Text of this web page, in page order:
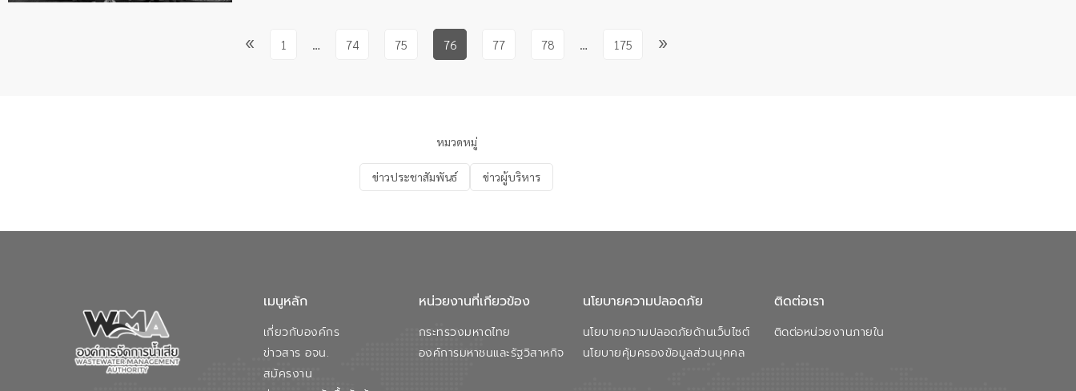
« 1 … 74 75 76 77 78 … 175 »
หมวดหมู่
ข่าวประชาสัมพันธ์ ข่าวผู้บริหาร
เมนูหลัก
เกี่ยวกับองค์กร
ข่าวสาร อจน.
สมัครงาน
หน่วยงานที่เกียวข้อง
กระทรวงมหาดไทย
องค์การมหาชนและรัฐวิสาหกิจ
นโยบายความปลอดภัย
นโยบายความปลอดภัยด้านเว็บไซต์
นโยบายคุ้มครองข้อมูลส่วนบุคคล
ติดต่อเรา
ติดต่อหน่วยงานภายใน